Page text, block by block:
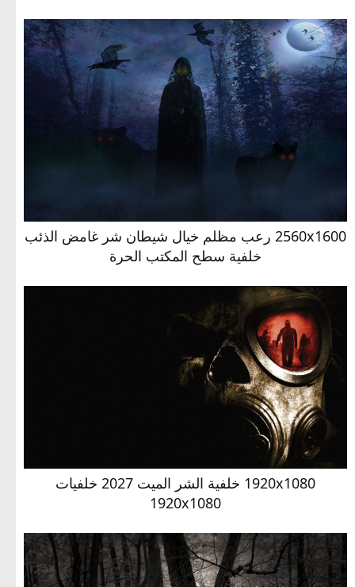
2560x1600 رعب مظلم خيال شيطان شر غامض الذئب
خلفية سطح المكتب الحرة
1920x1080 خلفية الشر الميت 2027 خلفيات
1920x1080